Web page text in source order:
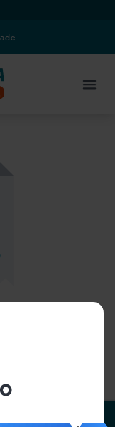
Oportunidades.